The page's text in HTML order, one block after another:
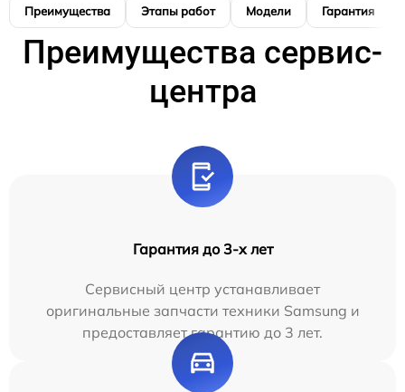
Преимущества Этапы работ Модели Гарантия
Преимущества сервис-
центра
Гарантия до 3-х лет
Сервисный центр устанавливает
оригинальные запчасти техники Samsung и
предоставляет гарантию до 3 лет.